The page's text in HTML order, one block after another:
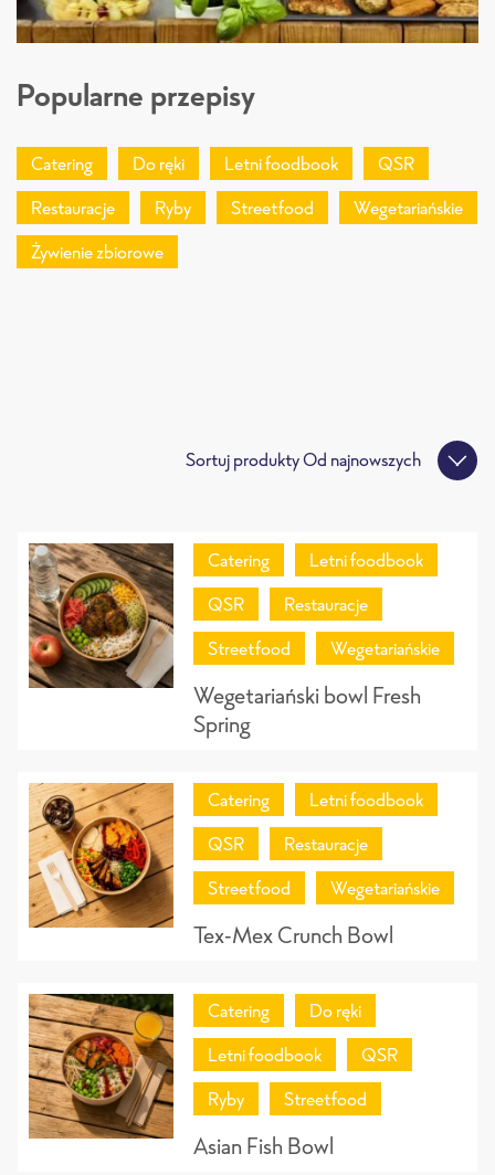
Popularne przepisy
Catering Do ręki Letni foodbook
QSR
Restauracje
Ryby Streetfood
Wegetariańskie
Żywienie zbiorowe
Sortuj produktyOd najnowszych
Catering
Letni foodbook
QSR
Restauracje
Streetfood
Wegetariańskie
Wegetariański bowl Fresh
Spring
Catering
Letni foodbook
QSR
Restauracje
Streetfood
Wegetariańskie
Tex-Mex Crunch Bowl
Catering
Do ręki
Letni foodbook
QSR
Ryby
Streetfood
Asian Fish Bowl